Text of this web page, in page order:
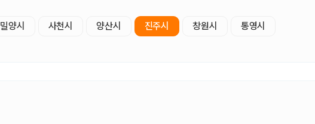
밀양시 사천시 양산시 진주시 창원시 통영시